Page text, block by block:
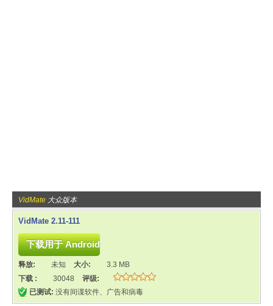
VidMate 大众版本
VidMate 2.11-111
释放: 未知 大小:
3.3 MB
下载 :
30048
评级:
已测试: 没有间谍软件、广告和病毒